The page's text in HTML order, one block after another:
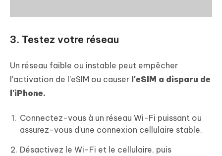
3. Testez votre réseau
Un réseau faible ou instable peut empêcher
l'activation de l'eSIM ou causer l'eSIM a disparu de
l'iPhone.
Connectez-vous à un réseau Wi-Fi puissant ou
assurez-vous d'une connexion cellulaire stable.
Désactivez le Wi-Fi et le cellulaire, puis